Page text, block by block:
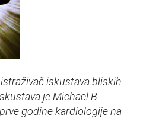
iskustava bliskih
je Michael B.
godine kardiologije na